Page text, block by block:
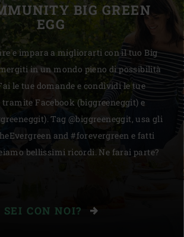
BIG GREEN
EGG
e impara a migliorarti con il tuo Big
in un mondo pieno di possibilità
le tue domande e condividi le tue
tramite Facebook (biggreeneggit) e
Tag @biggreeneggit, usa gli
and #forevergreen e fatti
bellissimi ricordi. Ne farai parte?
SEI CON NOI?